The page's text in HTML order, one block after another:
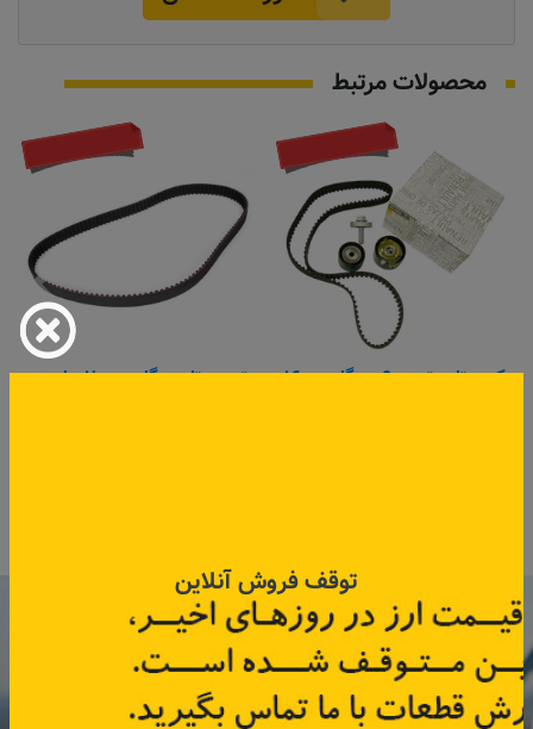
محصولات مرتبط
توقف تولید
کیت تایم تندر۹۰ و مگان ۱۶۰۰
به زودی
تسمه تایم مگان ۲۰۰۰،داستر
با عضویت در خبرنامه رنویدک
همین حالا ۱۵ هزار تومان کد‌تخفیف خرید
آنلاین
توقف فروش آنلاین